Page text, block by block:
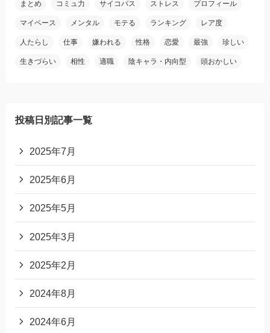
まとめ コミュ力 サイコパス ストレス プロフィール
マイペース メンタル モテる ランキング レア度
人たらし 仕事 嫌われる 性格 恋愛 最強 珍しい
生きづらい 相性 適職 陰キャラ・内向型 頭おかしい
投稿日別記事一覧
2025年7月
2025年6月
2025年5月
2025年3月
2025年2月
2024年8月
2024年6月